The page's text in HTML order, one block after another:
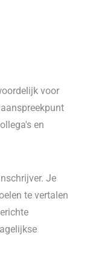
voor
en
Je
te vertalen